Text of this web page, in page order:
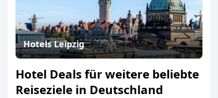
Hotels Leipzig
Hotel Deals für weitere beliebte
Reiseziele in Deutschland